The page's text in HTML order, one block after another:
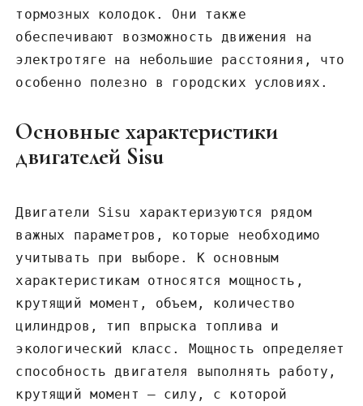
тормозных колодок. Они также
обеспечивают возможность движения на
электротяге на небольшие расстояния‚ что
особенно полезно в городских условиях.
Основные характеристики
двигателей Sisu
Двигатели Sisu характеризуются рядом
важных параметров‚ которые необходимо
учитывать при выборе. К основным
характеристикам относятся мощность‚
крутящий момент‚ объем‚ количество
цилиндров‚ тип впрыска топлива и
экологический класс. Мощность определяет
способность двигателя выполнять работу‚
крутящий момент – силу‚ с которой